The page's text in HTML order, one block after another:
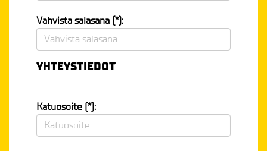
Vahvista salasana (*):
YHTEYSTIEDOT
Katuosoite (*):